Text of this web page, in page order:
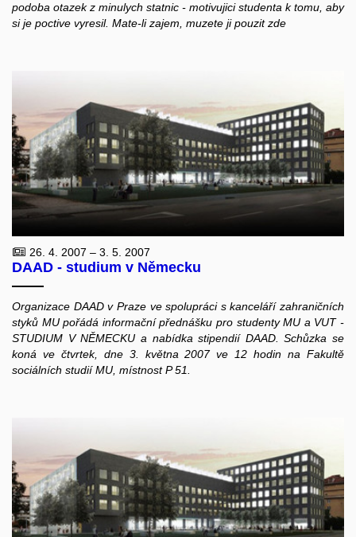
podoba otazek z minulych statnic - motivujici studenta k tomu, aby
si je poctive vyresil. Mate-li zajem, muzete ji pouzit zde
26. 4. 2007 – 3. 5. 2007
DAAD - studium v Německu
Organizace DAAD v Praze ve spolupráci s kanceláří zahraničních
styků MU pořádá informační přednášku pro studenty MU a VUT -
STUDIUM V NĚMECKU a nabídka stipendií DAAD. Schůzka se
koná ve čtvrtek, dne 3. května 2007 ve 12 hodin na Fakultě
sociálních studií MU, místnost P 51.